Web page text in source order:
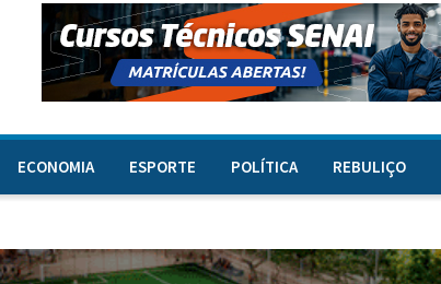
ECONOMIA ESPORTE POLÍTICA REBULIÇO